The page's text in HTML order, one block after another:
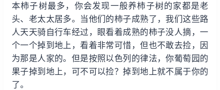
本柿子树最多，你会发现一般养柿子树的家都是老
头、老太太居多。当他们的柿子成熟了，我们这些路
人天天骑自行车经过，眼看着成熟的柿子没人摘，一
个一个掉到地上，看着非常可惜，但也不敢去捡，因
为那是人家的。但是按照以色列的律法，你葡萄园的
果子掉到地上，可不可以捡？掉到地上就不属于你的
了。